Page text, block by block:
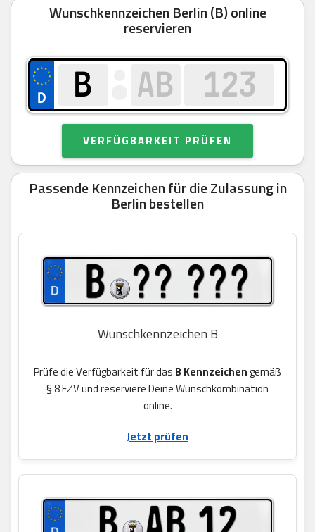
Wunschkennzeichen Berlin (B) online
reservieren
VERFÜGBARKEIT PRÜFEN
Passende Kennzeichen für die Zulassung in
Berlin bestellen
Wunschkennzeichen B
Prüfe die Verfügbarkeit für das B Kennzeichengemäß
§ 8 FZV und reserviere Deine Wunschkombination
online.
Jetzt prüfen